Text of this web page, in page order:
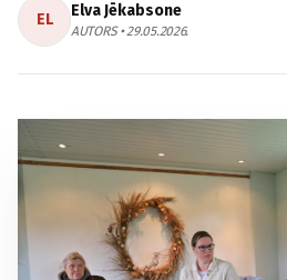
EL Elva Jēkabsone
AUTORS • 29.05.2026.